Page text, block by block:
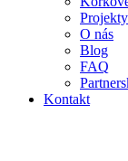
Projekty
O nás
Blog
FAQ
Kontakt